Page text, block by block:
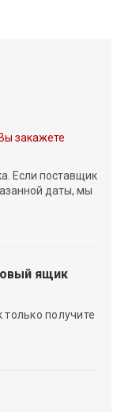
закажете
Если поставщик
даты, мы
ящик
получите